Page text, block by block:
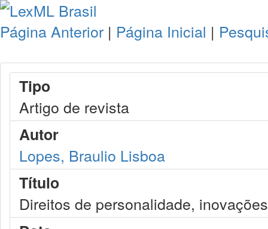
Página Anterior | Página Inicial |
Tipo
Artigo de revista
Autor
Lopes, Braulio Lisboa
Título
Direitos de personalidade,